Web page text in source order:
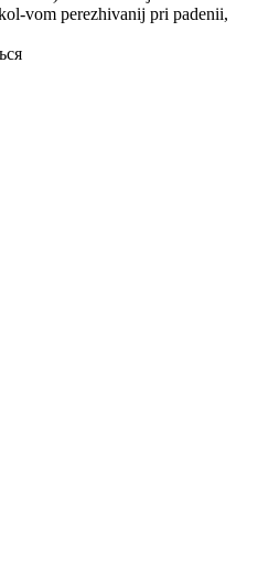
vom perezhivanij pri padenii,